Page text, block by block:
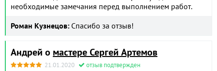
необходимые замечания перед выполнением работ.
Роман Кузнецов: Спасибо за отзыв!
Андрей о мастере Сергей Артемов
21.01.2020 отзыв подтвержден